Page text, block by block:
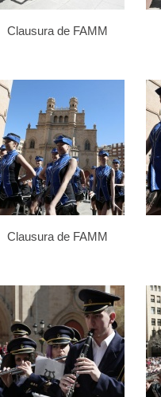
Clausura de FAMM
Clausura de FAMM